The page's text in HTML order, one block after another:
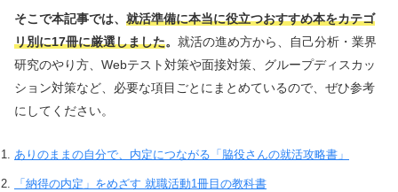
そこで本記事では、 就活準備に本当に役立つおすすめ本をカテゴ
リ別に17冊に厳選しました。 就活の進め方から、自己分析・業界
研究のやり方、Webテスト対策や面接対策、グループディスカッ
ション対策など、必要な項目ごとにまとめているので、ぜひ参考
にしてください。
ありのままの自分で、内定につながる「脇役さんの就活攻略書」
「納得の内定」をめざす 就職活動1冊目の教科書